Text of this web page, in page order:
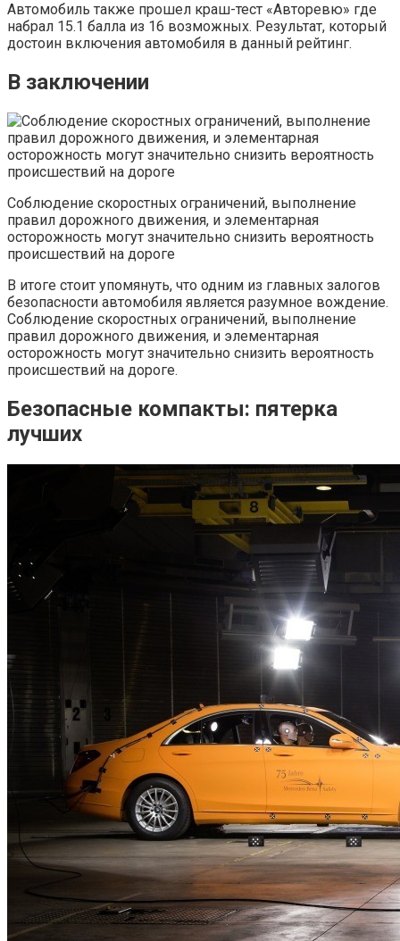
Автомобиль также прошел краш-тест «Авторевю» где
набрал 15.1 балла из 16 возможных. Результат, который
достоин включения автомобиля в данный рейтинг.
В заключении
Соблюдение скоростных ограничений, выполнение
правил дорожного движения, и элементарная
осторожность могут значительно снизить вероятность
происшествий на дороге
В итоге стоит упомянуть, что одним из главных залогов
безопасности автомобиля является разумное вождение.
Соблюдение скоростных ограничений, выполнение
правил дорожного движения, и элементарная
осторожность могут значительно снизить вероятность
происшествий на дороге.
Безопасные компакты: пятерка
лучших